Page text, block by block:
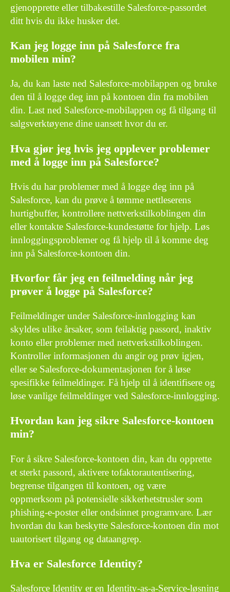
gjenopprette eller tilbakestille Salesforce-passordet
ditt hvis du ikke husker det.
Kan jeg logge inn på Salesforce fra
mobilen min?
Ja, du kan laste ned Salesforce-mobilappen og bruke
den til å logge deg inn på kontoen din fra mobilen
din. Last ned Salesforce-mobilappen og få tilgang til
salgsverktøyene dine uansett hvor du er.
Hva gjør jeg hvis jeg opplever problemer
med å logge inn på Salesforce?
Hvis du har problemer med å logge deg inn på
Salesforce, kan du prøve å tømme nettleserens
hurtigbuffer, kontrollere nettverkstilkoblingen din
eller kontakte Salesforce-kundestøtte for hjelp. Løs
innloggingsproblemer og få hjelp til å komme deg
inn på Salesforce-kontoen din.
Hvorfor får jeg en feilmelding når jeg
prøver å logge på Salesforce?
Feilmeldinger under Salesforce-innlogging kan
skyldes ulike årsaker, som feilaktig passord, inaktiv
konto eller problemer med nettverkstilkoblingen.
Kontroller informasjonen du angir og prøv igjen,
eller se Salesforce-dokumentasjonen for å løse
spesifikke feilmeldinger. Få hjelp til å identifisere og
løse vanlige feilmeldinger ved Salesforce-innlogging.
Hvordan kan jeg sikre Salesforce-kontoen
min?
For å sikre Salesforce-kontoen din, kan du opprette
et sterkt passord, aktivere tofaktorautentisering,
begrense tilgangen til kontoen, og være
oppmerksom på potensielle sikkerhetstrusler som
phishing-e-poster eller ondsinnet programvare. Lær
hvordan du kan beskytte Salesforce-kontoen din mot
uautorisert tilgang og dataangrep.
Hva er Salesforce Identity?
Salesforce Identity er en Identity-as-a-Service-løsning